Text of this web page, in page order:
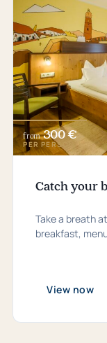
from 300 €
PER PERSON
Catch your
Take a breath
breakfast,
View now